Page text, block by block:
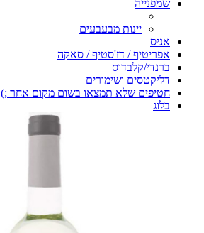
שמפנייה
יינות מבעבעים
אניס
אפריטיף / דז'סטיף / סאקה
ברנדי/קלבדוס
דליקטסים ושימורים
חטיפים שלא תמצאו בשום מקום אחר ;)
בלוג